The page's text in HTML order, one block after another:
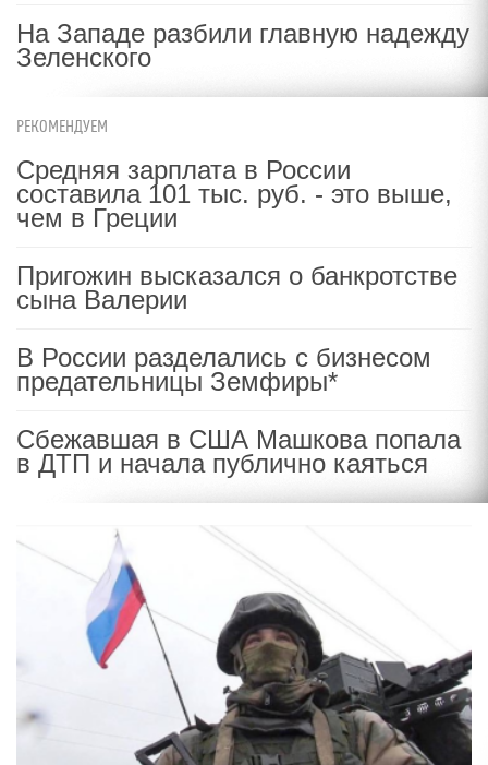
На Западе разбили главную надежду
Зеленского
РЕКОМЕНДУЕМ
Средняя зарплата в России
составила 101 тыс. руб. - это выше,
чем в Греции
Пригожин высказался о банкротстве
сына Валерии
В России разделались с бизнесом
предательницы Земфиры*
Сбежавшая в США Машкова попала
в ДТП и начала публично каяться